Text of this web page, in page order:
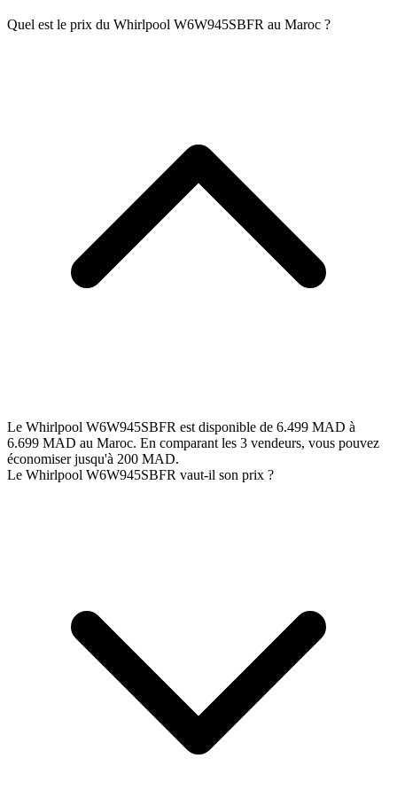
Quel est le prix du Whirlpool W6W945SBFR au Maroc ?
Le Whirlpool W6W945SBFR est disponible de 6.499 MAD à
6.699 MAD au Maroc. En comparant les 3 vendeurs, vous pouvez
économiser jusqu'à 200 MAD.
Le Whirlpool W6W945SBFR vaut-il son prix ?